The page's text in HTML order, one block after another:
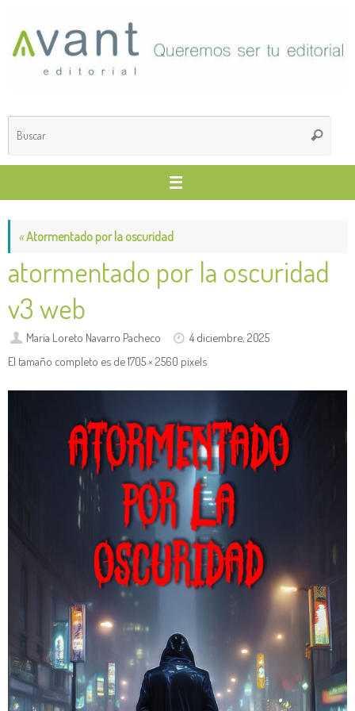
contenido
Buscar
«Atormentado por la oscuridad
atormentado por la oscuridad
v3 web
María Loreto Navarro Pacheco
4 diciembre, 2025
El tamaño completo es de1705 × 2560 pixels